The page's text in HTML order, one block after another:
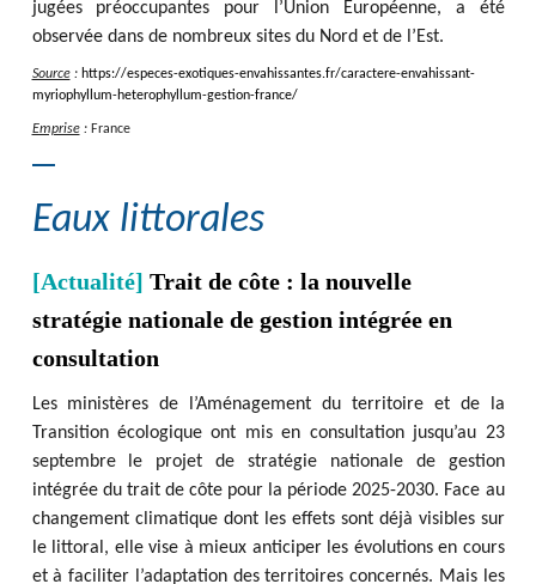
jugées préoccupantes pour l’Union Européenne, a été
observée dans de nombreux sites du Nord et de l’Est.
Source: https://especes-exotiques-envahissantes.fr/caractere-envahissant-
myriophyllum-heterophyllum-gestion-france/
Emprise: France
Eaux littorales
[Actualité] Trait de côte : la nouvelle
stratégie nationale de gestion intégrée en
consultation
Les ministères de l’Aménagement du territoire et de la
Transition écologique ont mis en consultation jusqu’au 23
septembre le projet de stratégie nationale de gestion
intégrée du trait de côte pour la période 2025-2030. Face au
changement climatique dont les effets sont déjà visibles sur
le littoral, elle vise à mieux anticiper les évolutions en cours
et à faciliter l’adaptation des territoires concernés. Mais les